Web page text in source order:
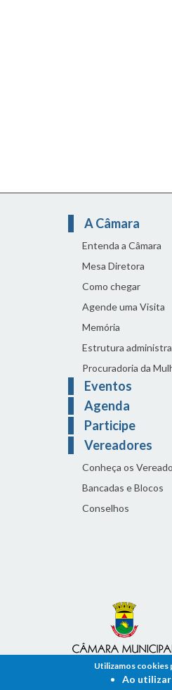
A Câmara
Entenda a Câmara
Mesa Diretora
Como chegar
Agende uma Visita
Memória
Estrutura
Procuradoria da
Eventos
Agenda
Participe
Vereadores
Conheça os
Bancadas e Blocos
Conselhos
Utilizamos cookies
Ao utilizar